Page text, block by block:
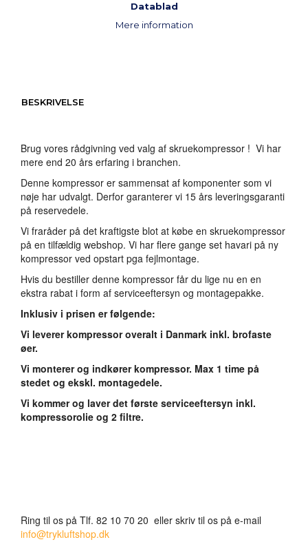
Datablad
Mere information
BESKRIVELSE
Brug vores rådgivning ved valg af skruekompressor ! Vi har
mere end 20 års erfaring i branchen.
Denne kompressor er sammensat af komponenter som vi
nøje har udvalgt. Derfor garanterer vi 15 års leveringsgaranti
på reservedele.
Vi fraråder på det kraftigste blot at købe en skruekompressor
på en tilfældig webshop. Vi har flere gange set havari på ny
kompressor ved opstart pga fejlmontage.
Hvis du bestiller denne kompressor får du lige nu en en
ekstra rabat i form af serviceeftersyn og montagepakke.
Inklusiv i prisen er følgende:
Vi leverer kompressor overalt i Danmark inkl. brofaste
øer.
Vi monterer og indkører kompressor. Max 1 time på
stedet og ekskl. montagedele.
Vi kommer og laver det første serviceeftersyn inkl.
kompressorolie og 2 filtre.
Ring til os på Tlf. 82 10 70 20 eller skriv til os på e-mail
info@trykluftshop.dk